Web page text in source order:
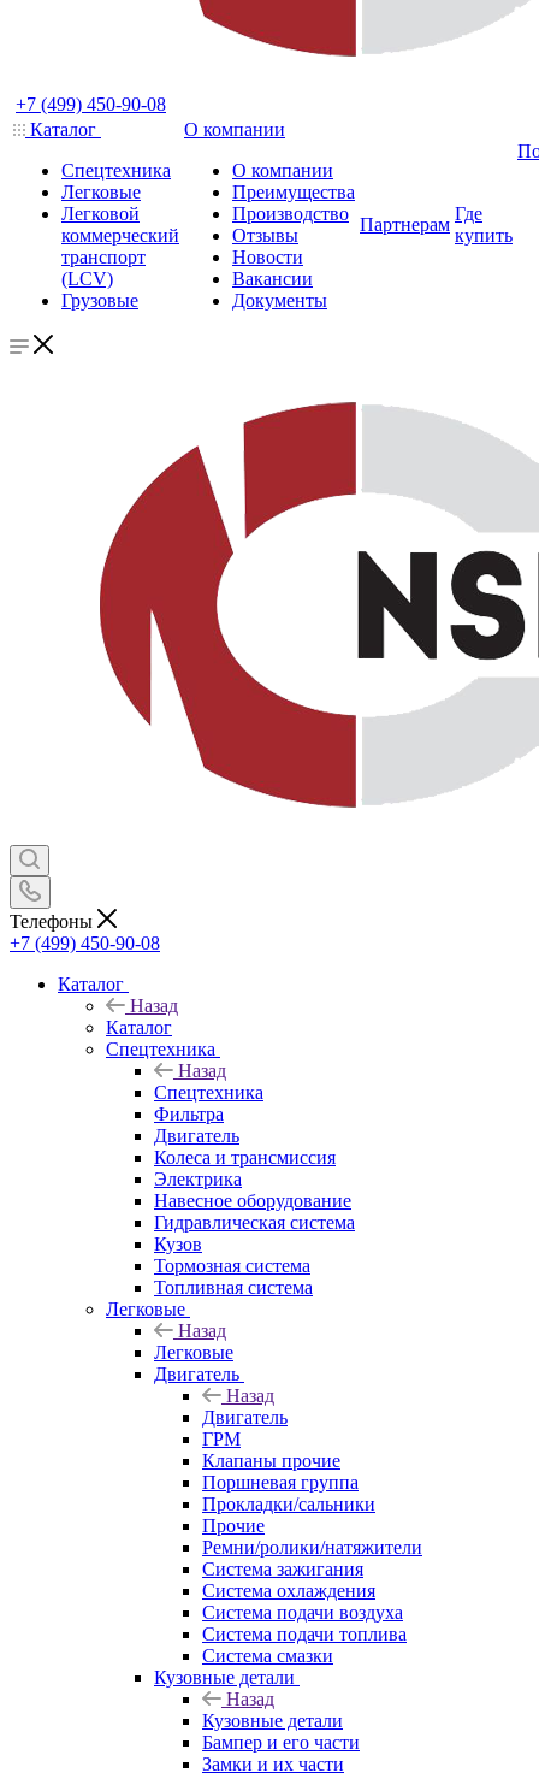
+7 (499) 450-90-08
Каталог
Спецтехника
Легковые
Легковой
коммерческий
транспорт
(LCV)
Грузовые
О компании
О компании
Преимущества
Производство
Отзывы
Новости
Вакансии
Документы
Партнерам
Где
купить
Телефоны
+7 (499) 450-90-08
Каталог
Назад
Каталог
Спецтехника
Назад
Спецтехника
Фильтра
Двигатель
Колеса и трансмиссия
Электрика
Навесное оборудование
Гидравлическая система
Кузов
Тормозная система
Топливная система
Легковые
Назад
Легковые
Двигатель
Назад
Двигатель
ГРМ
Клапаны прочие
Поршневая группа
Прокладки/сальники
Прочие
Ремни/ролики/натяжители
Система зажигания
Система охлаждения
Система подачи воздуха
Система подачи топлива
Система смазки
Кузовные детали
Назад
Кузовные детали
Бампер и его части
Замки и их части